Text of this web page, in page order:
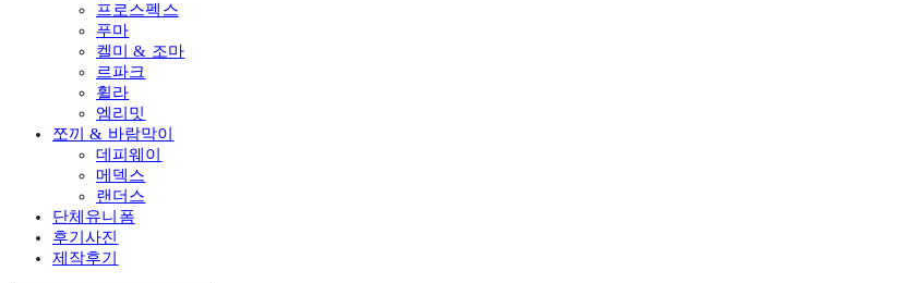
프로스펙스
푸마
켈미 & 조마
르파크
휠라
엠리밋
쪼끼 & 바람막이
데피웨이
메덱스
랜더스
단체유니폼
후기사진
제작후기